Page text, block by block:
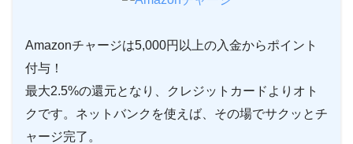
Amazonチャージは5,000円以上の入金からポイント
付与！
最大2.5%の還元となり、クレジットカードよりオト
クです。ネットバンクを使えば、その場でサクッとチ
ャージ完了。